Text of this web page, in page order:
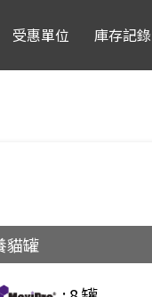
受惠單位 庫存記錄
貓罐